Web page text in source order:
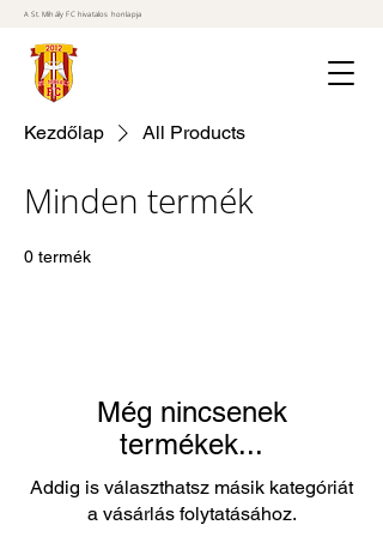
A St. Mihály FC hivatalos honlapja
Kezdőlap All Products
Minden termék
0 termék
Még nincsenek
termékek...
Addig is választhatsz másik kategóriát
a vásárlás folytatásához.